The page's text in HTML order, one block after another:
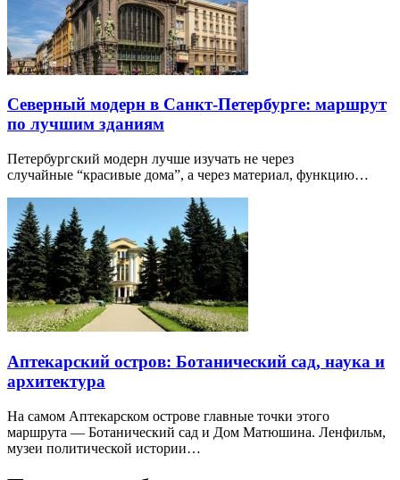
Северный модерн в Санкт-Петербурге: маршрут
по лучшим зданиям
Петербургский модерн лучше изучать не через
случайные “красивые дома”, а через материал, функцию…
Аптекарский остров: Ботанический сад, наука и
архитектура
На самом Аптекарском острове главные точки этого
маршрута — Ботанический сад и Дом Матюшина. Ленфильм,
музеи политической истории…